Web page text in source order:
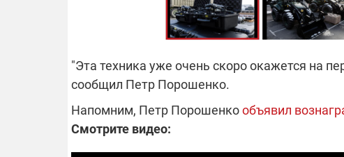
"Эта техника уже очень скоро окажется на
сообщил Петр Порошенко.
Напомним, Петр Порошенкообъявил
Смотрите видео: